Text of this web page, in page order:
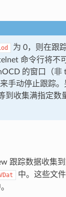
为 0，则在跟
命令行将不
的窗口（非
手动停止跟踪
到收集满指定数
跟踪数据收集
中。这些文